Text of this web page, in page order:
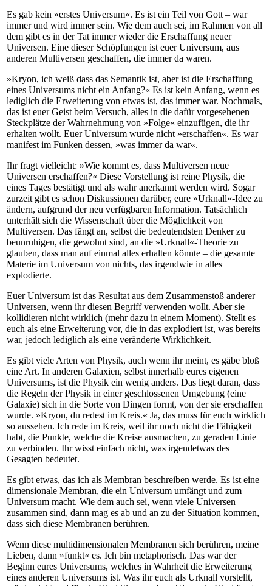
Es gab kein »erstes Universum«. Es ist ein Teil von Gott – war
immer und wird immer sein. Wie dem auch sei, im Rahmen von all
dem gibt es in der Tat immer wieder die Erschaffung neuer
Universen. Eine dieser Schöpfungen ist euer Universum, aus
anderen Multiversen geschaffen, die immer da waren.
»Kryon, ich weiß dass das Semantik ist, aber ist die Erschaffung
eines Universums nicht ein Anfang?« Es ist kein Anfang, wenn es
lediglich die Erweiterung von etwas ist, das immer war. Nochmals,
das ist euer Geist beim Versuch, alles in die dafür vorgesehenen
Steckplätze der Wahrnehmung von »Folge« einzufügen, die ihr
erhalten wollt. Euer Universum wurde nicht »erschaffen«. Es war
manifest im Funken dessen, »was immer da war«.
Ihr fragt vielleicht: »Wie kommt es, dass Multiversen neue
Universen erschaffen?« Diese Vorstellung ist reine Physik, die
eines Tages bestätigt und als wahr anerkannt werden wird. Sogar
zurzeit gibt es schon Diskussionen darüber, eure »Urknall«-Idee zu
ändern, aufgrund der neu verfügbaren Information. Tatsächlich
unterhält sich die Wissenschaft über die Möglichkeit von
Multiversen. Das fängt an, selbst die bedeutendsten Denker zu
beunruhigen, die gewohnt sind, an die »Urknall«-Theorie zu
glauben, dass man auf einmal alles erhalten könnte – die gesamte
Materie im Universum von nichts, das irgendwie in alles
explodierte.
Euer Universum ist das Resultat aus dem Zusammenstoß anderer
Universen, wenn ihr diesen Begriff verwenden wollt. Aber sie
kollidieren nicht wirklich (mehr dazu in einem Moment). Stellt es
euch als eine Erweiterung vor, die in das explodiert ist, was bereits
war, jedoch lediglich als eine veränderte Wirklichkeit.
Es gibt viele Arten von Physik, auch wenn ihr meint, es gäbe bloß
eine Art. In anderen Galaxien, selbst innerhalb eures eigenen
Universums, ist die Physik ein wenig anders. Das liegt daran, dass
die Regeln der Physik in einer geschlossenen Umgebung (eine
Galaxie) sich in die Sorte von Dingen formt, von der sie erschaffen
wurde. »Kryon, du redest im Kreis.« Ja, das muss für euch wirklich
so aussehen. Ich rede im Kreis, weil ihr noch nicht die Fähigkeit
habt, die Punkte, welche die Kreise ausmachen, zu geraden Linie
zu verbinden. Ihr wisst einfach nicht, was irgendetwas des
Gesagten bedeutet.
Es gibt etwas, das ich als Membran beschreiben werde. Es ist eine
dimensionale Membran, die ein Universum umfängt und zum
Universum macht. Wie dem auch sei, wenn viele Universen
zusammen sind, dann mag es ab und an zu der Situation kommen,
dass sich diese Membranen berühren.
Wenn diese multidimensionalen Membranen sich berühren, meine
Lieben, dann »funkt« es. Ich bin metaphorisch. Das war der
Beginn eures Universums, welches in Wahrheit die Erweiterung
eines anderen Universums ist. Was ihr euch als Urknall vorstellt,